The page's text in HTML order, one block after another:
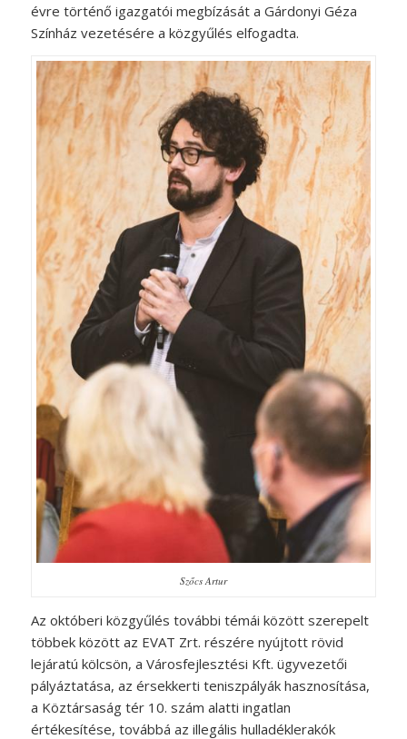
évre történő igazgatói megbízását a Gárdonyi Géza
Színház vezetésére a közgyűlés elfogadta.
Szőcs Artur
Az októberi közgyűlés további témái között szerepelt
többek között az EVAT Zrt. részére nyújtott rövid
lejáratú kölcsön, a Városfejlesztési Kft. ügyvezetői
pályáztatása, az érsekkerti teniszpályák hasznosítása,
a Köztársaság tér 10. szám alatti ingatlan
értékesítése, továbbá az illegális hulladéklerakók